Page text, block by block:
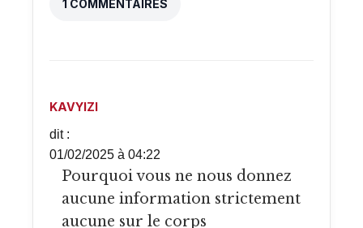
1 COMMENTAIRES
KAVYIZI
dit :
01/02/2025 à 04:22
Pourquoi vous ne nous donnez
aucune information strictement
aucune sur le corps